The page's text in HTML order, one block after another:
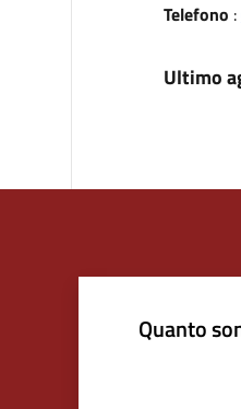
Telefono :
Ultimo
Quanto